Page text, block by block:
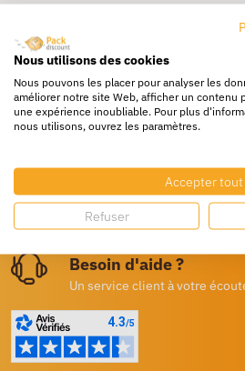
Livraison rapide
24/72h partout en europe
Dès 250€ HT d’achat
Destockage
Profitez de prix bas toute
Besoin d'aide ?
Un service client à votre
Nous utilisons des cookies
Nous pouvons les placer pour analyser les
améliorer notre site Web, afficher un contenu
une expérience inoubliable. Pour plus
nous utilisons, ouvrez les paramètres.
Accepter tout
Refuser